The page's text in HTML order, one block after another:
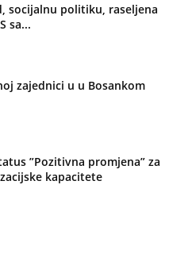
socijalnu politiku, raseljena
sa...
zajednici u u Bosankom
”Pozitivna promjena” za
kapacitete